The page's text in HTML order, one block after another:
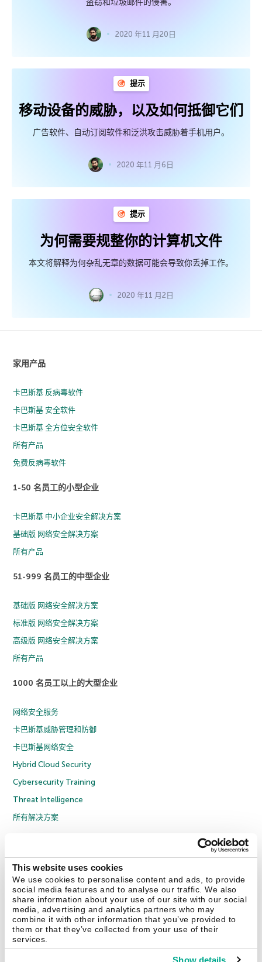
This website uses cookies
We use cookies to personalise content and ads, to provide
social media features and to analyse our traffic. We also
share information about your use of our site with our social
media, advertising and analytics partners who may
combine it with other information that you’ve provided to
them or that they’ve collected from your use of their
services.
Show details
2020 年11 月20日
提示
移动设备的威胁，以及如何抵御它们
广告软件、自动订阅软件和泛洪攻击威胁着手机用户。
2020 年11 月6日
提示
为何需要规整你的计算机文件
本文将解释为何杂乱无章的数据可能会导致你丢掉工作。
2020 年11 月2日
家用产品
卡巴斯基 反病毒软件
卡巴斯基 安全软件
卡巴斯基 全方位安全软件
所有产品
免费反病毒软件
1-50 名员工的小型企业
卡巴斯基 中小企业安全解决方案
基础版 网络安全解决方案
所有产品
51-999 名员工的中型企业
基础版 网络安全解决方案
标准版 网络安全解决方案
高级版 网络安全解决方案
所有产品
1000 名员工以上的大型企业
网络安全服务
卡巴斯基威胁管理和防御
卡巴斯基网络安全
Hybrid Cloud Security
Cybersecurity Training
Threat Intelligence
所有解决方案
隐私策略
反腐败政策
许可协议 B2B
京ICP备12053225号
京公网安备 11010102001169号
联系我们 关于我们 合作伙伴 Blog 资源中心 新闻稿
Securelist Eugene Personal Blog